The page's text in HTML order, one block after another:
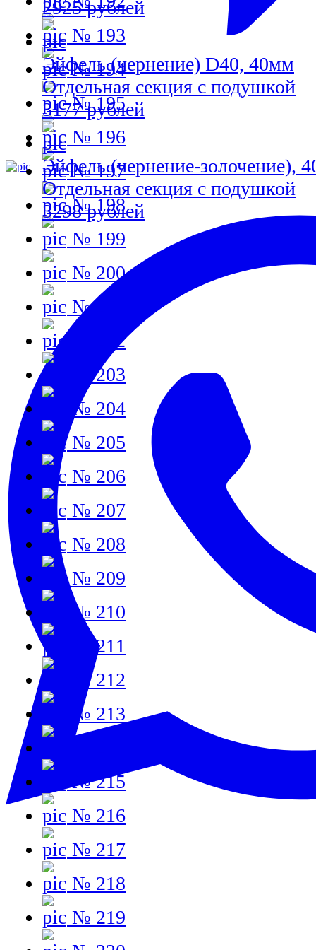
№ 193
№ 194
№ 195
№ 196
№ 197
№ 198
№ 199
№ 200
№ 201
№ 202
№ 203
№ 204
№ 205
№ 206
№ 207
№ 208
№ 209
№ 210
№ 211
№ 212
№ 213
№ 215
№ 216
№ 217
№ 218
№ 219
2925 рублей
Эйфель (чернение) D40, 40мм
Отдельная секция с подушкой
3177 рублей
Эйфель (чернение-золочение),
Отдельная секция с подушкой
3298 рублей